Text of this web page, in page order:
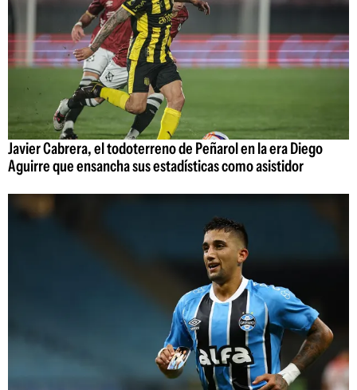
Javier Cabrera, el todoterreno de Peñarol en la era Diego
Aguirre que ensancha sus estadísticas como asistidor